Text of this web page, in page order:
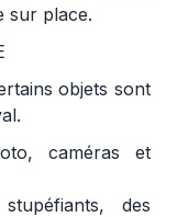
sur place.
objets sont
caméras et
des